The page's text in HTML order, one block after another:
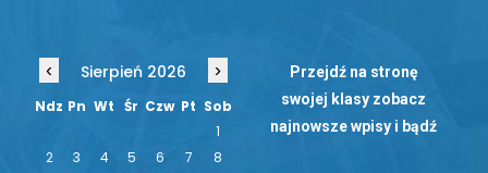
‹ Sierpień 2026 ›
Ndz Pn Wt Śr Czw Pt Sob
1
2
3 4 5 6 7
8
Przejdź na stronę
swojej klasy zobacz
najnowsze wpisy i bądź